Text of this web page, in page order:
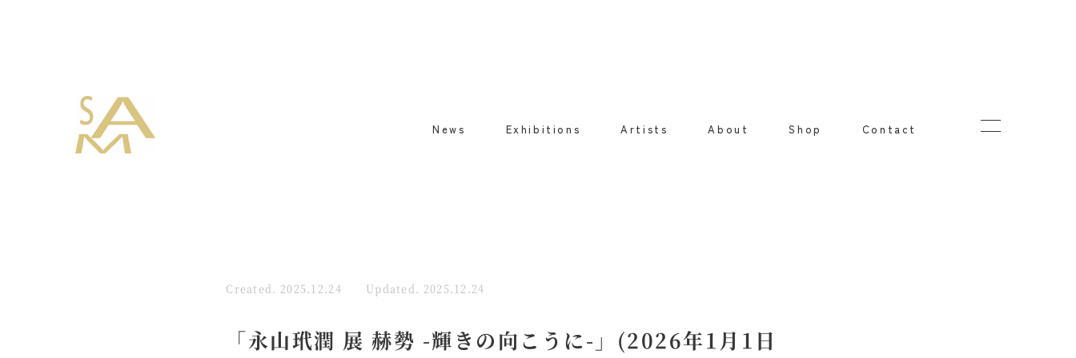
News Exhibitions Artists About Shop Contact
Created. 2025.12.24 Updated. 2025.12.24
「永山玳潤 展 赫勢 -輝きの向こうに-」(2026年1月1日